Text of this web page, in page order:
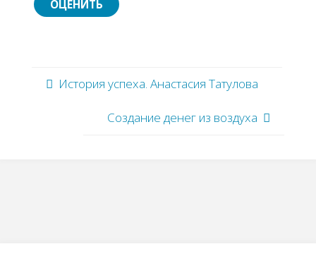
История успеха. Анастасия Татулова
Создание денег из воздуха